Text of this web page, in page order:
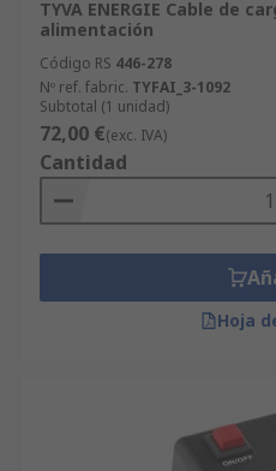
TYVA ENERGIE Cable de
alimentación
Código RS 446-278
Nº ref. fabric. TYFAI_3-1092
Subtotal (1 unidad)
72,00 €(exc. IVA)
Cantidad
Hoja